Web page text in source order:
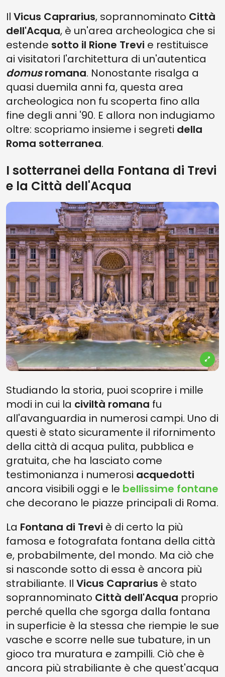
Il Vicus Caprarius, soprannominato Città
dell'Acqua, è un'area archeologica che si
estende sotto il Rione Trevi e restituisce
ai visitatori l'architettura di un'autentica
domusromana. Nonostante risalga a
quasi duemila anni fa, questa area
archeologica non fu scoperta fino alla
fine degli anni '90. E allora non indugiamo
oltre: scopriamo insieme i segreti della
Roma sotterranea.
I sotterranei della Fontana di Trevi
e la Città dell'Acqua
Studiando la storia, puoi scoprire i mille
modi in cui la civiltà romana fu
all'avanguardia in numerosi campi. Uno di
questi è stato sicuramente il rifornimento
della città di acqua pulita, pubblica e
gratuita, che ha lasciato come
testimonianza i numerosi acquedotti
ancora visibili oggi e le bellissime fontane
che decorano le piazze principali di Roma.
La Fontana di Trevi è di certo la più
famosa e fotografata fontana della città
e, probabilmente, del mondo. Ma ciò che
si nasconde sotto di essa è ancora più
strabiliante. Il Vicus Caprarius è stato
soprannominato Città dell'Acqua proprio
perché quella che sgorga dalla fontana
in superficie è la stessa che riempie le sue
vasche e scorre nelle sue tubature, in un
gioco tra muratura e zampilli. Ciò che è
ancora più strabiliante è che quest'acqua